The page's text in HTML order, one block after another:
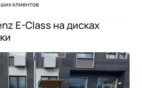
клиентов
E-Class на дисках